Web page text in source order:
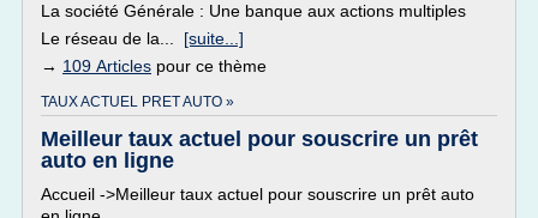
La société Générale : Une banque aux actions multiples
Le réseau de la... [suite...]
→ 109 Articles pour ce thème
TAUX ACTUEL PRET AUTO »
Meilleur taux actuel pour souscrire un prêt
auto en ligne
Accueil ->Meilleur taux actuel pour souscrire un prêt auto